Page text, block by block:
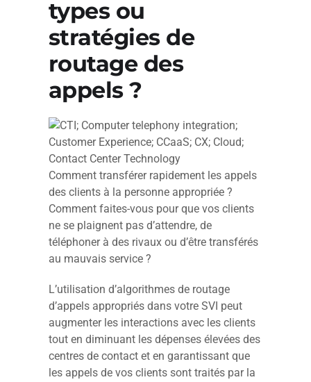
types ou
stratégies de
routage des
appels ?
Comment transférer rapidement les appels
des clients à la personne appropriée ?
Comment faites-vous pour que vos clients
ne se plaignent pas d’attendre, de
téléphoner à des rivaux ou d’être transférés
au mauvais service ?
L’utilisation d’algorithmes de routage
d’appels appropriés dans votre SVI peut
augmenter les interactions avec les clients
tout en diminuant les dépenses élevées des
centres de contact et en garantissant que
les appels de vos clients sont traités par la